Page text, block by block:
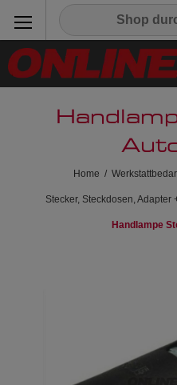
Home /
Stecker, Steckdosen, Adapter
Handlampe